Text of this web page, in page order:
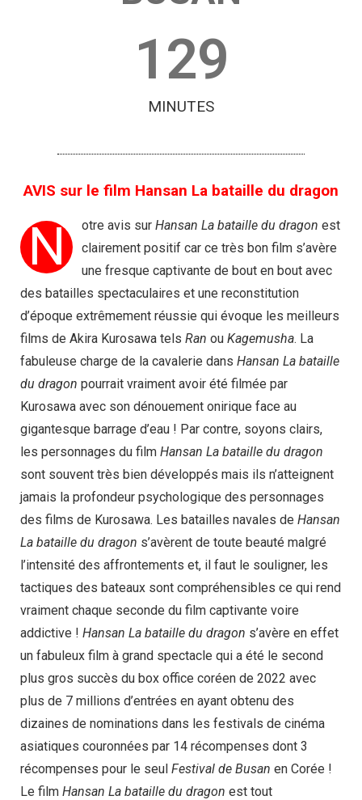
129
MINUTES
AVIS sur le film Hansan La bataille du dragon
N otre avis sur Hansan La bataille du dragon est
clairement positif car ce très bon film s’avère
une fresque captivante de bout en bout avec
des batailles spectaculaires et une reconstitution
d’époque extrêmement réussie qui évoque les meilleurs
films de Akira Kurosawa tels Ran ou Kagemusha. La
fabuleuse charge de la cavalerie dans Hansan La bataille
du dragon pourrait vraiment avoir été filmée par
Kurosawa avec son dénouement onirique face au
gigantesque barrage d’eau ! Par contre, soyons clairs,
les personnages du film Hansan La bataille du dragon
sont souvent très bien développés mais ils n’atteignent
jamais la profondeur psychologique des personnages
des films de Kurosawa. Les batailles navales de Hansan
La bataille du dragon s’avèrent de toute beauté malgré
l’intensité des affrontements et, il faut le souligner, les
tactiques des bateaux sont compréhensibles ce qui rend
vraiment chaque seconde du film captivante voire
addictive ! Hansan La bataille du dragon s’avère en effet
un fabuleux film à grand spectacle qui a été le second
plus gros succès du box office coréen de 2022 avec
plus de 7 millions d’entrées en ayant obtenu des
dizaines de nominations dans les festivals de cinéma
asiatiques couronnées par 14 récompenses dont 3
récompenses pour le seul Festival de Busan en Corée !
Le film Hansan La bataille du dragon est tout